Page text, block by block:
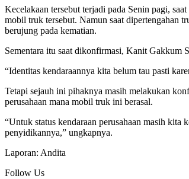
Kecelakaan tersebut terjadi pada Senin pagi,
mobil truk tersebut. Namun saat dipertengahan
berujung pada kematian.
Sementara itu saat dikonfirmasi, Kanit Gakkum
“Identitas kendaraannya kita belum tau pasti
Tetapi sejauh ini pihaknya masih melakukan
perusahaan mana mobil truk ini berasal.
“Untuk status kendaraan perusahaan masih
penyidikannya,” ungkapnya.
Laporan: Andita
Follow Us